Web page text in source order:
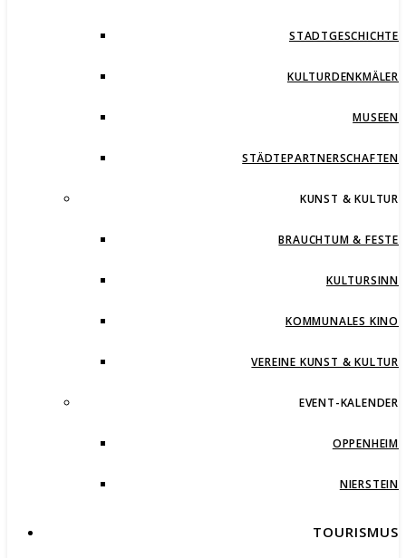
STADTGESCHICHTE
KULTURDENKMÄLER
MUSEEN
STÄDTEPARTNERSCHAFTEN
KUNST & KULTUR
BRAUCHTUM & FESTE
KULTURSINN
KOMMUNALES KINO
VEREINE KUNST & KULTUR
EVENT-KALENDER
OPPENHEIM
NIERSTEIN
TOURISMUS